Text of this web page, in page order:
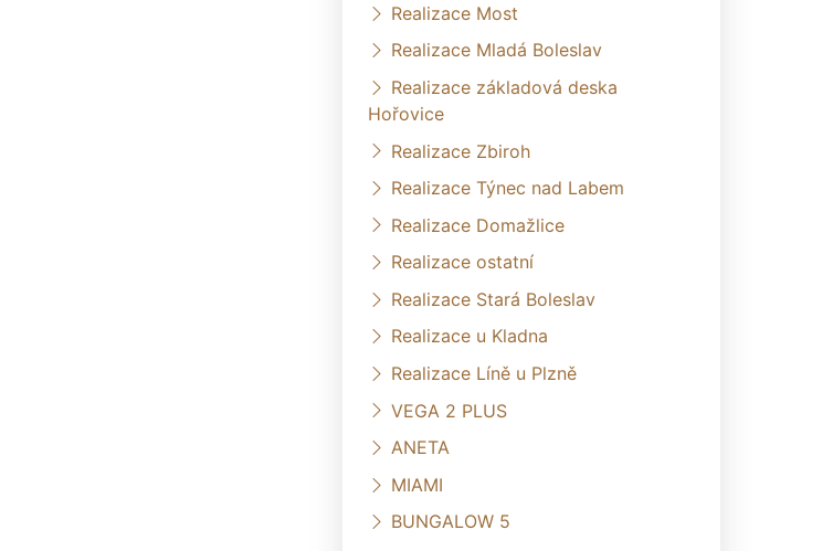
Realizace Most
Realizace Mladá Boleslav
Realizace základová deska
Hořovice
Realizace Zbiroh
Realizace Týnec nad Labem
Realizace Domažlice
Realizace ostatní
Realizace Stará Boleslav
Realizace u Kladna
Realizace Líně u Plzně
VEGA 2 PLUS
ANETA
MIAMI
BUNGALOW 5